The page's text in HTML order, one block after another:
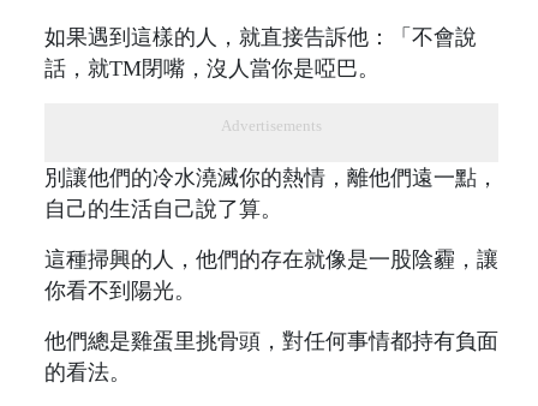
如果遇到這樣的人，就直接告訴他：「不會說
話，就TM閉嘴，沒人當你是啞巴。
Advertisements
別讓他們的冷水澆滅你的熱情，離他們遠一點，
自己的生活自己說了算。
這種掃興的人，他們的存在就像是一股陰霾，讓
你看不到陽光。
他們總是雞蛋里挑骨頭，對任何事情都持有負面
的看法。